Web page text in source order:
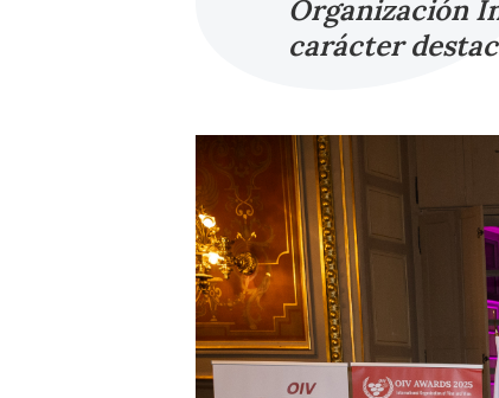
Organización
carácter